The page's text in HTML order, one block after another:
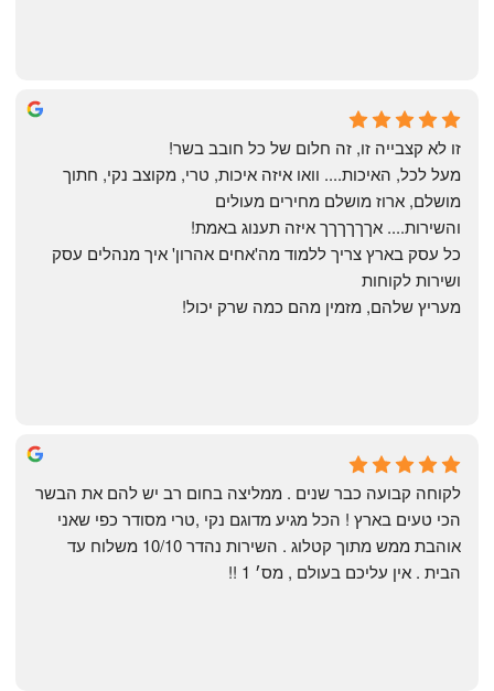
Yonatan Menashe
6 months ago
Shahaf Bendarker
6 months ago
זו לא קצבייה זו, זה חלום של כל חובב בשר!
מושלם, ארוז מושלם מחירים מעולים
והשירות.... אךךךךךך איזה תענוג באמת!
ושירות לקוחות
מעריץ שלהם, מזמין מהם כמה שרק יכול!
הבית . אין עליכם בעולם , מס׳ 1 !!